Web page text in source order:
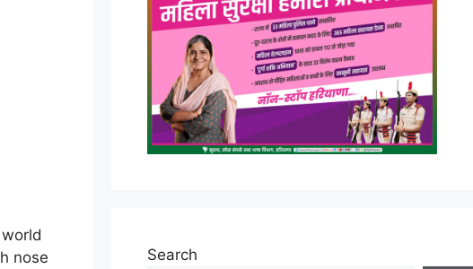
nose
Search